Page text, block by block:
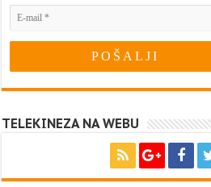
TELEKINEZA NA WEBU